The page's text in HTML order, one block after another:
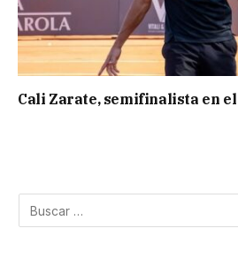
Cali Zarate, semifinalista en